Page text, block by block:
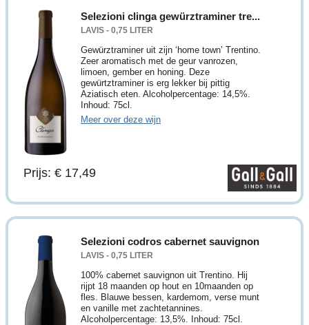
Selezioni clinga gewürztraminer tre...
LAVIS - 0,75 LITER
Gewürztraminer uit zijn ‘home town’ Trentino.
Zeer aromatisch met de geur vanrozen,
limoen, gember en honing. Deze
gewürtztraminer is erg lekker bij pittig
Aziatisch eten. Alcoholpercentage: 14,5%.
Inhoud: 75cl.
Meer over deze wijn
Prijs: € 17,49
Selezioni codros cabernet sauvignon
LAVIS - 0,75 LITER
100% cabernet sauvignon uit Trentino. Hij
rijpt 18 maanden op hout en 10maanden op
fles. Blauwe bessen, kardemom, verse munt
en vanille met zachtetannines.
Alcoholpercentage: 13,5%. Inhoud: 75cl.